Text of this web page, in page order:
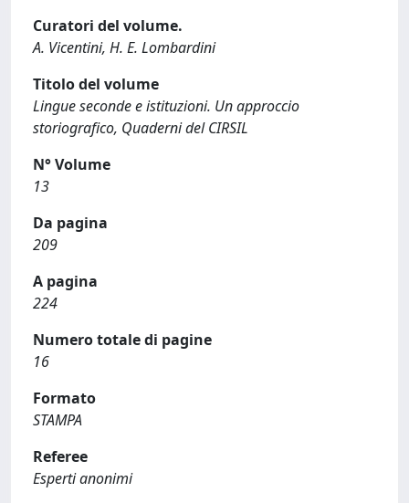
Curatori del volume.
A. Vicentini, H. E. Lombardini
Titolo del volume
Lingue seconde e istituzioni. Un approccio
storiografico, Quaderni del CIRSIL
N° Volume
13
Da pagina
209
A pagina
224
Numero totale di pagine
16
Formato
STAMPA
Referee
Esperti anonimi